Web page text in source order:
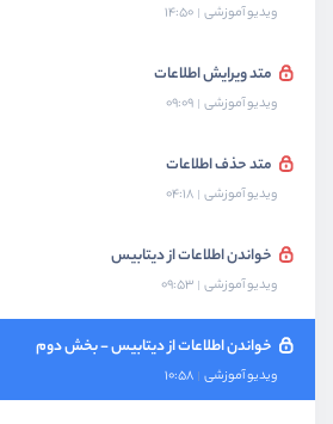
ویدیو آموزشی 14:50
متد ویرایش اطلاعات
ویدیو آموزشی 09:09
متد حذف اطلاعات
ویدیو آموزشی 04:18
خواندن اطلاعات از دیتابیس
ویدیو آموزشی 09:53
خواندن اطلاعات از دیتابیس - بخش دوم
ویدیو آموزشی 10:58